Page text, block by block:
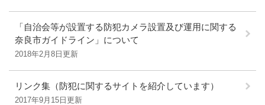
「自治会等が設置する防犯カメラ設置及び運用に関する
奈良市ガイドライン」について
2018年2月8日更新
リンク集（防犯に関するサイトを紹介しています）
2017年9月15日更新